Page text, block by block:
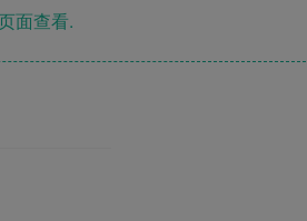
面查看.